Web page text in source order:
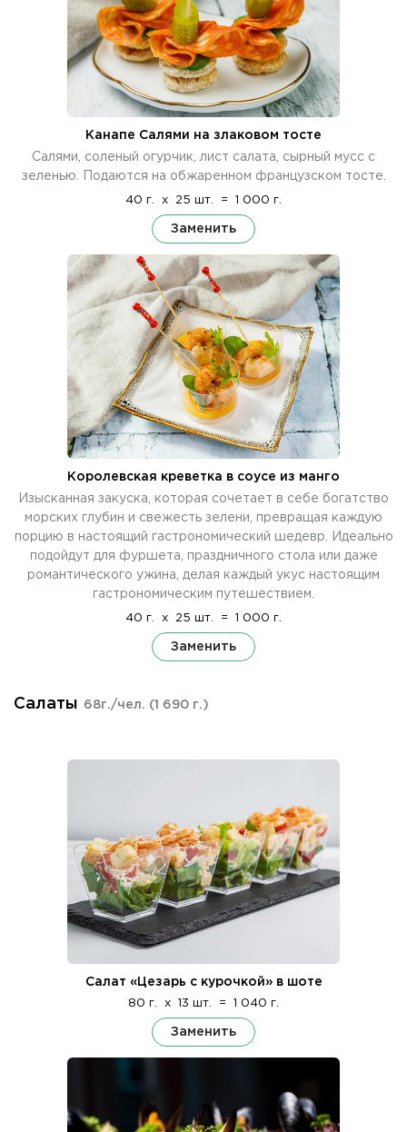
Канапе Салями на злаковом тосте
Салями, соленый огурчик, лист салата, сырный мусс с
зеленью. Подаются на обжаренном французском тосте.
40 г. x 25 шт. = 1 000 г.
Заменить
Королевская креветка в соусе из манго
Изысканная закуска, которая сочетает в себе богатство
морских глубин и свежесть зелени, превращая каждую
порцию в настоящий гастрономический шедевр. Идеально
подойдут для фуршета, праздничного стола или даже
романтического ужина, делая каждый укус настоящим
гастрономическим путешествием.
40 г. x 25 шт. = 1 000 г.
Заменить
Салаты 68г./чел. (1 690 г.)
Салат «Цезарь с курочкой» в шоте
80 г. x 13 шт. = 1 040 г.
Заменить